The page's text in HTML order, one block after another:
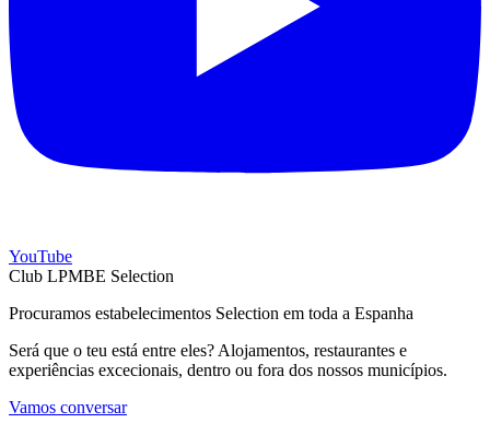
YouTube
Club LPMBE Selection
Procuramos estabelecimentos Selection em toda a Espanha
Será que o teu está entre eles? Alojamentos, restaurantes e
experiências excecionais, dentro ou fora dos nossos municípios.
Vamos conversar